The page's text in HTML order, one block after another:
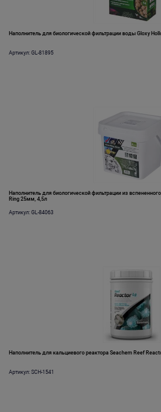
Наполнитель для биологической фильтрации воды Gloxy
Артикул: GL-81895
Наполнитель для биологической фильтрации из
Ring 25мм, 4,5л
Артикул: GL-84063
Наполнитель для кальциевого реактора Seachem Reef
Артикул: SCH-1541